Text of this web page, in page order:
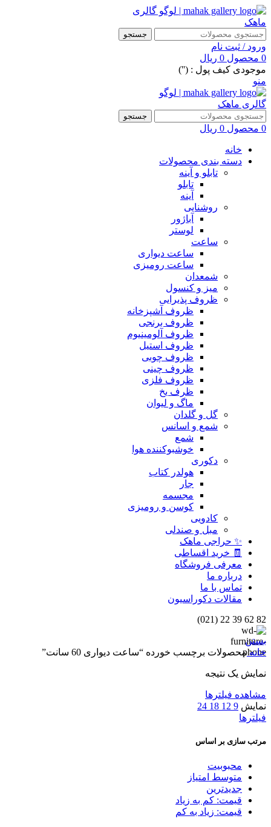
جستجو
ورود / ثبت نام
0 محصول 0 ریال
موجودی کیف پول : ('')
منو
جستجو
0 محصول 0 ریال
خانه
دسته بندی محصولات
تابلو و آینه
تابلو
آینه
روشنایی
آباژور
لوستر
ساعت
ساعت دیواری
ساعت رومیزی
شمعدان
میز و کنسول
ظروف پذیرایی
ظروف آشپزخانه
ظروف برنجی
ظروف آلومینیوم
ظروف استیل
ظروف چوبی
ظروف چینی
ظروف فلزی
ظرف یخ
ماگ و لیوان
گل و گلدان
شمع و اسانس
شمع
خوشبوکننده هوا
دکوری
هولدر کتاب
جار
مجسمه
کوسن و رومیزی
کادویی
مبل و صندلی
✨ حراجی ماهک
🧾 خرید اقساطی
معرفی فروشگاه
درباره ما
تماس با ما
مقالات دکوراسیون
82 62 39 22 (021)
بستن
خانهمحصولات برچسب خورده “ساعت دیواری 60 سانت”
نمایش یک نتیجه
مشاهده فیلترها
نمایش 9
12
18
24
فیلترها
مرتب سازی بر اساس
محبوبیت
متوسط امتیاز
جدیدترین
قیمت: کم به زیاد
قیمت: زیاد به کم